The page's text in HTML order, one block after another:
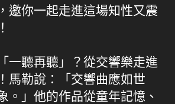
邀你一起走進這場知性又震
一聽再聽」？從交響樂走進
馬勒說：「交響曲應如世
。」他的作品從童年記憶、